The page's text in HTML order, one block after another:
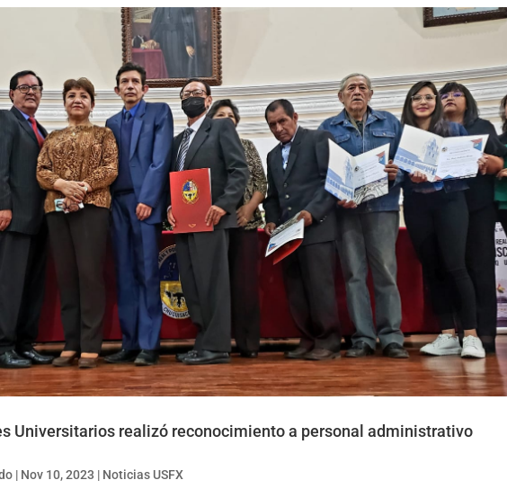
Universitarios realizó reconocimiento a personal administrativo
| Nov 10, 2023 | Noticias USFX